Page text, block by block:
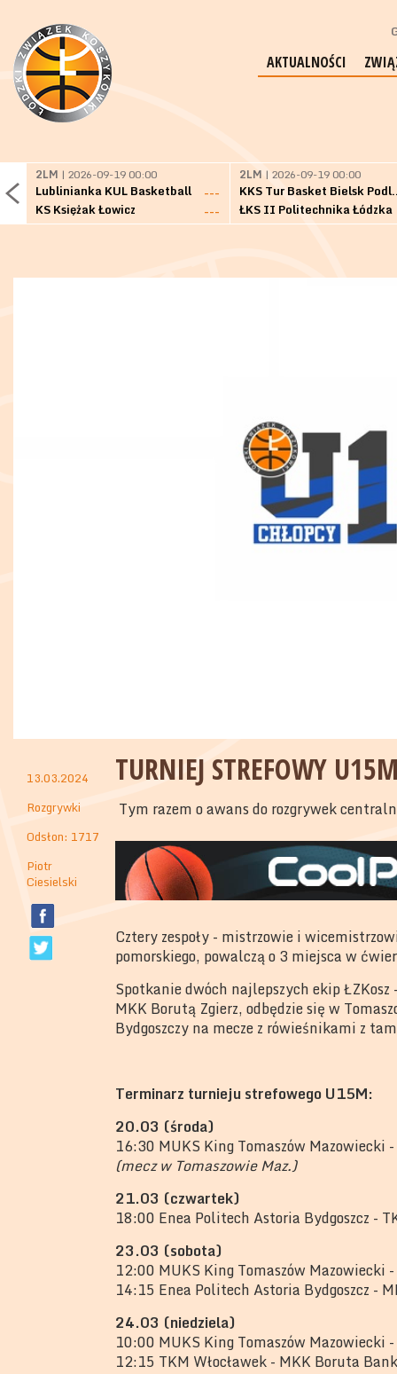
AKTUALNOŚCI
2LM | 2026-09-19 00:00
Lublinianka KUL Basketball
---
KS Księżak Łowicz
---
2LM | 2026-09-19 00:00
KKS Tur
ŁKS II Politechnika Łódzka
13.03.2024
Rozgrywki
Odsłon: 1717
Piotr
Ciesielski
TURNIEJ STREFOWY
Tym razem o awans do rozgrywek
Cztery zespoły - mistrzowie i
pomorskiego, powalczą o 3 miejsca w
Spotkanie dwóch najlepszych ekip
MKK Borutą Zgierz, odbędzie się w
Bydgoszczy na mecze z rówieśnikami z
Terminarz turnieju strefowego U15M:
20.03 (środa)
16:30 MUKS King Tomaszów Mazowiecki
(mecz w Tomaszowie Maz.)
21.03 (czwartek)
18:00 Enea Politech Astoria Bydgoszcz -
23.03 (sobota)
12:00 MUKS King Tomaszów Mazowiecki
14:15 Enea Politech Astoria Bydgoszcz -
24.03 (niedziela)
10:00 MUKS King Tomaszów Mazowiecki
12:15 TKM Włocławek - MKK Boruta